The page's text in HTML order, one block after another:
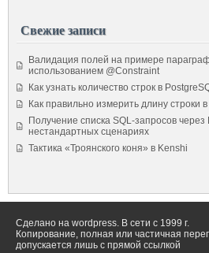
Свежие записи
Валидация полей на примере
использованием @Constraint
Как узнать количество строк в
Как правильно измерить длину строки
Получение списка SQL-запросов через
нестандартных сценариях
Тактика «Троянского коня» в Kenshi
Сделано на wordpress. В сети с 1999 г.
Копирование, полная или частичная
допускается лишь с прямой ссылкой